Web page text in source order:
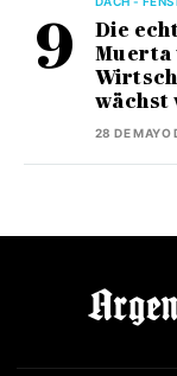
Die
Muerta
wächst
28 DE MAYO